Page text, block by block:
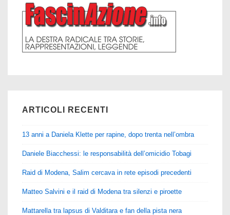
ARTICOLI RECENTI
13 anni a Daniela Klette per rapine, dopo trenta nell’ombra
Daniele Biacchessi: le responsabilità dell’omicidio Tobagi
Raid di Modena, Salim cercava in rete episodi precedenti
Matteo Salvini e il raid di Modena tra silenzi e piroette
Mattarella tra lapsus di Valditara e fan della pista nera